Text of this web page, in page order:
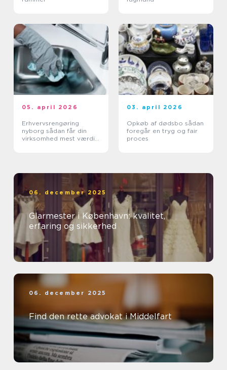
05. april 2026
Erhvervsrengøring
nyborg sådan får din
virksomhed mest værdi
03. april 2026
Opkøb af dødsbo sådan
foregår en tryg og fair
proces
06. december 2025
Glarmester i København: kvalitet,
erfaring og sikkerhed
06. december 2025
Find den rette advokat i Middelfart